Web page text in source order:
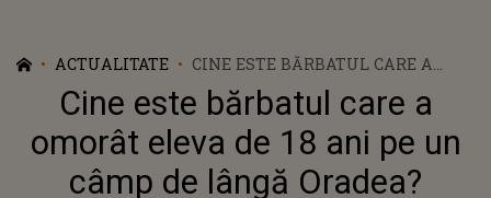
ACTUALITATE
CINE ESTE BĂRBATUL CARE A
OMORÂT ELEVA DE 18 ANI PE UN
CÂMP DE LÂNGĂ ORADEA? DETALII
CUTREMURĂTOARE IES LA
IVEALĂ DESPRE CRIMA
ÎNFIORĂTOARE
Cine este bărbatul care a
omorât eleva de 18 ani pe un
câmp de lângă Oradea?